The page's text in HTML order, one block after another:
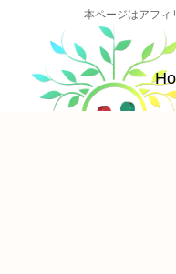
本ページはアフィ